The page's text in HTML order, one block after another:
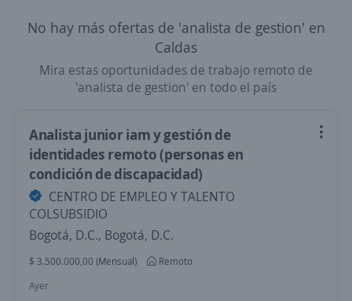
No hay más ofertas de 'analista de gestion' en
Caldas
Mira estas oportunidades de trabajo remoto de
'analista de gestion' en todo el país
Analista junior iam y gestión de
identidades remoto (personas en
condición de discapacidad)
CENTRO DE EMPLEO Y TALENTO
COLSUBSIDIO
Bogotá, D.C., Bogotá, D.C.
$ 3.500.000,00 (Mensual)
Remoto
Ayer